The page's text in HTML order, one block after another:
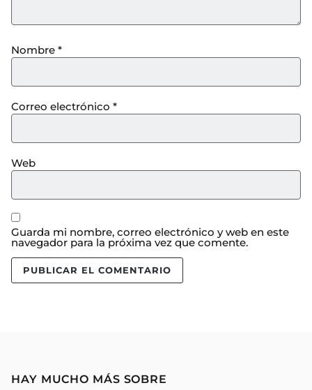
Nombre *
Correo electrónico *
Web
Guarda mi nombre, correo electrónico y web en este
navegador para la próxima vez que comente.
HAY MUCHO MÁS SOBRE